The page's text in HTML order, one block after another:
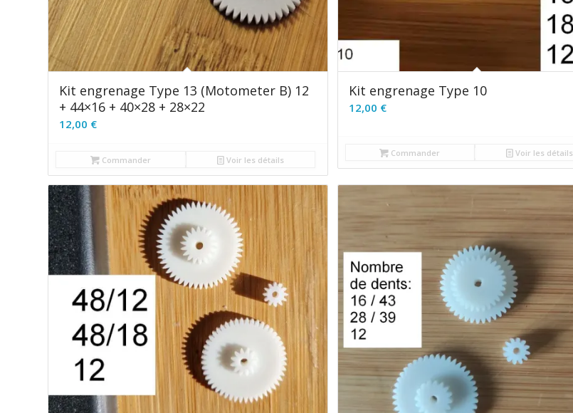
Kit engrenage Type 13 (Motometer B) 12
+ 44×16 + 40×28 + 28×22
12,00 €
Commander Voir les détails
Kit engrenage Type 10
12,00 €
Commander Voir les détails